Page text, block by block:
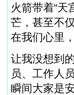
火箭带着“天
芒，甚至不
在我们心里
让我没想到
员、工作人
瞬间大家是